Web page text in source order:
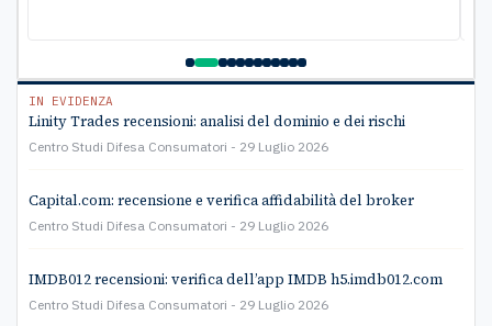
IN EVIDENZA
Linity Trades recensioni: analisi del dominio e dei rischi
Centro Studi Difesa Consumatori 29 Luglio 2026
Capital.com: recensione e verifica affidabilità del broker
Centro Studi Difesa Consumatori 29 Luglio 2026
IMDB012 recensioni: verifica dell’app IMDB h5.imdb012.com
Centro Studi Difesa Consumatori 29 Luglio 2026